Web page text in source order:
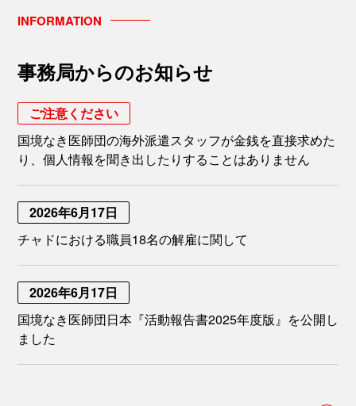
INFORMATION
事務局からのお知らせ
ご注意ください
国境なき医師団の海外派遣スタッフが金銭を直接求めた
り、個人情報を聞き出したりすることはありません
2026年6月17日
チャドにおける職員18名の解雇に関して
2026年6月17日
国境なき医師団日本『活動報告書2025年度版』を公開し
ました